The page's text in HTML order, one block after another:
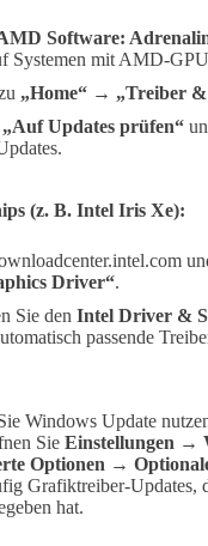
Software:
Systemen mit AMD-
„Home“ → „Treiber
„Auf Updates prüfen“
(z. B. Intel Iris Xe):
Driver“.
Sie den Intel Driver &
passende
Windows Update
Sie Einstellungen →
Optionen →
Grafiktreiber-Updates,
hat.